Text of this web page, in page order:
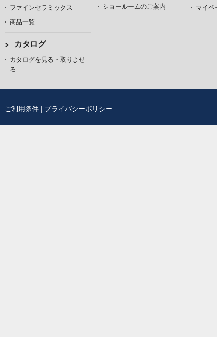
ファインセラミックス
商品一覧
カタログ
カタログを見る・取りよせ
る
ショールームのご案内
マイペ
ご利用条件 | プライバシーポリシー